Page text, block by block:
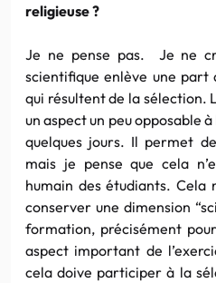
religieuse ?
Je ne pense pas. Je ne
scientifique enlève une part
qui résultent de la sélection.
un aspect un peu opposable
quelques jours. Il permet
mais je pense que cela
humain des étudiants. Cela
conserver une dimension
formation, précisément pour
aspect important de
cela doive participer à la